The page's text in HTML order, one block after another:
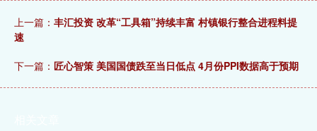
上一篇： 丰汇投资 改革“工具箱”持续丰富 村镇银行整合进程料提
速
下一篇： 匠心智策 美国国债跌至当日低点 4月份PPI数据高于预期